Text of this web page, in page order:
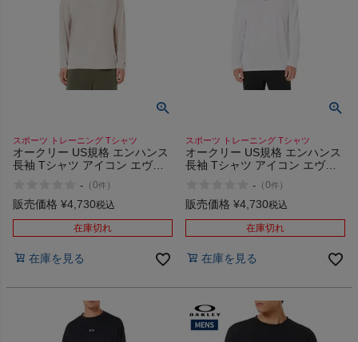
スポーツマリオTOP
ベースボールマリオ（野球商品）
お気に入り
ご利用ガイド
クーポン一覧
プロテイン・サプリメントまとめ買い
スポーツ トレーニング Tシャツ
オークリー US規格 エンハンス
長袖 Tシャツ アイコン エヴォ
OAKLEY Enhance QD LS Tee
Icon Evo 3.7
- （0件 ）
販売価格 ¥4,730税込
在庫切れ
在庫を見る
スポーツ トレーニング Tシャツ
オークリー US規格 エンハンス
長袖 Tシャツ アイコン エヴォ
OAKLEY Enhance QD LS Tee
Icon Evo 3.7
- （0件 ）
販売価格 ¥4,730税込
在庫切れ
在庫を見る